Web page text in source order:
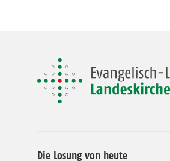
Die Losung von heute